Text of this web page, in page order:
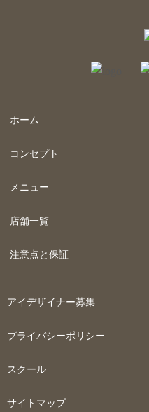
ホーム
コンセプト
メニュー
店舗一覧
注意点と保証
アイデザイナー募集
プライバシーポリシー
スクール
サイトマップ